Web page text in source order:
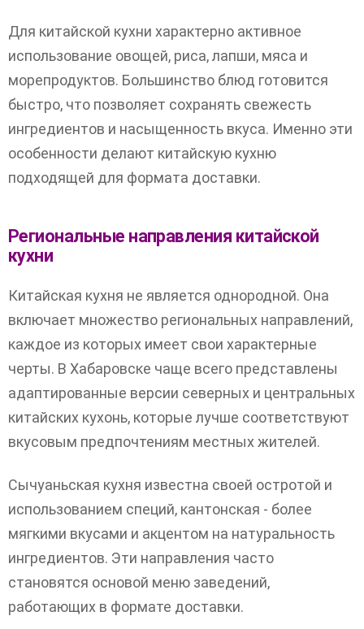
Для китайской кухни характерно активное
использование овощей, риса, лапши, мяса и
морепродуктов. Большинство блюд готовится
быстро, что позволяет сохранять свежесть
ингредиентов и насыщенность вкуса. Именно эти
особенности делают китайскую кухню
подходящей для формата доставки.
Региональные направления китайской
кухни
Китайская кухня не является однородной. Она
включает множество региональных направлений,
каждое из которых имеет свои характерные
черты. В Хабаровске чаще всего представлены
адаптированные версии северных и центральных
китайских кухонь, которые лучше соответствуют
вкусовым предпочтениям местных жителей.
Сычуаньская кухня известна своей остротой и
использованием специй, кантонская - более
мягкими вкусами и акцентом на натуральность
ингредиентов. Эти направления часто
становятся основой меню заведений,
работающих в формате доставки.